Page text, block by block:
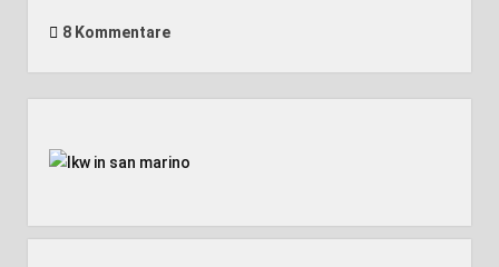
8 Kommentare